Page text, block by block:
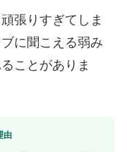
張りすぎてしま
に聞こえる弱み
ことがありま
由